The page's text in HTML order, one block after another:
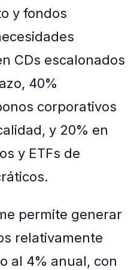
y fondos
CDs escalonados
40%
corporativos
y 20% en
y ETFs de
permite generar
relativamente
al 4% anual, con